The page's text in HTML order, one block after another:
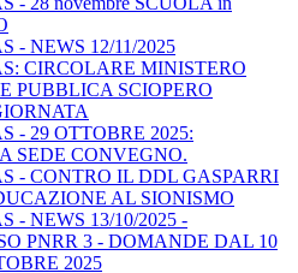
- NEWS 12/11/2025
CIRCOLARE MINISTERO
PUBBLICA SCIOPERO
- 29 OTTOBRE 2025:
SEDE CONVEGNO.
- CONTRO IL DDL GASPARRI
AL SIONISMO
- NEWS 13/10/2025 -
PNRR 3 - DOMANDE DAL 10
2025